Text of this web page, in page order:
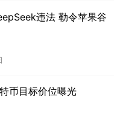
违法 勒令苹果谷
币目标价位曝光